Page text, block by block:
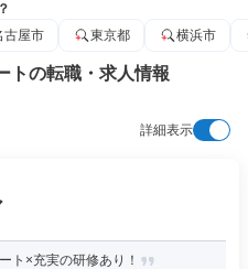
古屋市 東京都 横浜市
トの転職・求人情報
詳細表示
ト×充実の研修あり！